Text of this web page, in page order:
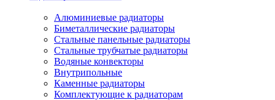
Алюминиевые радиаторы
Биметаллические радиаторы
Стальные панельные радиаторы
Стальные трубчатые радиаторы
Водяные конвекторы
Внутрипольные
Каменные радиаторы
Комплектующие к радиаторам